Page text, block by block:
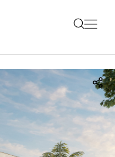
Messenger